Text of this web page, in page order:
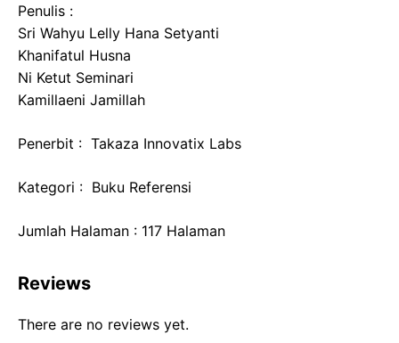
Penulis :
Sri Wahyu Lelly Hana Setyanti
Khanifatul Husna
Ni Ketut Seminari
Kamillaeni Jamillah
Penerbit : Takaza Innovatix Labs
Kategori : Buku Referensi
Jumlah Halaman : 117 Halaman
Reviews
There are no reviews yet.